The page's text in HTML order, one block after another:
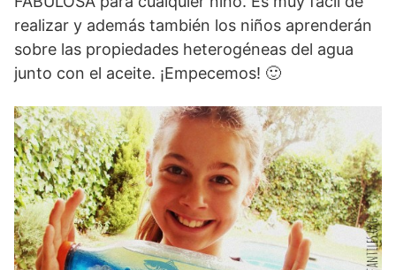
realizar y además también los niños aprenderán
sobre las propiedades heterogéneas del agua
junto con el aceite. ¡Empecemos! 🙂